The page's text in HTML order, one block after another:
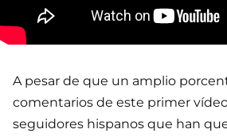
A pesar de que un amplio
comentarios de este primer
seguidores hispanos que han